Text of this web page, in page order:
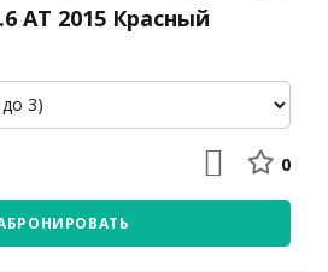
АТ 2015 Красный
0